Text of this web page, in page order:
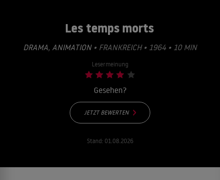
Les temps morts
DRAMA, ANIMATION• FRANKREICH • 1964 • 10 MIN
Lesermeinung
Gesehen?
JETZT BEWERTEN
Stand: 01.08.2026